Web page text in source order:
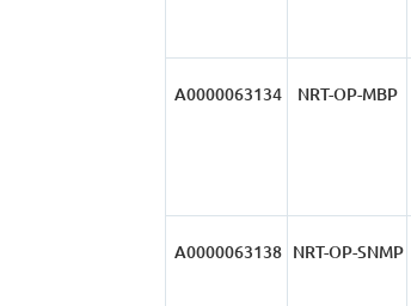
А0000063134 NRT-OP-MBP
А0000063138 NRT-OP-SNMP